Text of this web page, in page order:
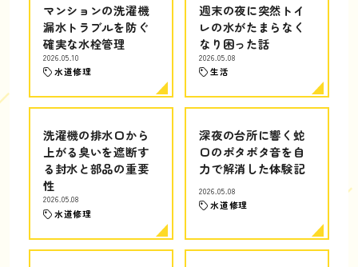
マンションの洗濯機
漏水トラブルを防ぐ
確実な水栓管理
2026.05.10
水道修理
週末の夜に突然トイ
レの水がたまらなく
なり困った話
2026.05.08
生活
洗濯機の排水口から
上がる臭いを遮断す
る封水と部品の重要
性
2026.05.08
水道修理
深夜の台所に響く蛇
口のポタポタ音を自
力で解消した体験記
2026.05.08
水道修理